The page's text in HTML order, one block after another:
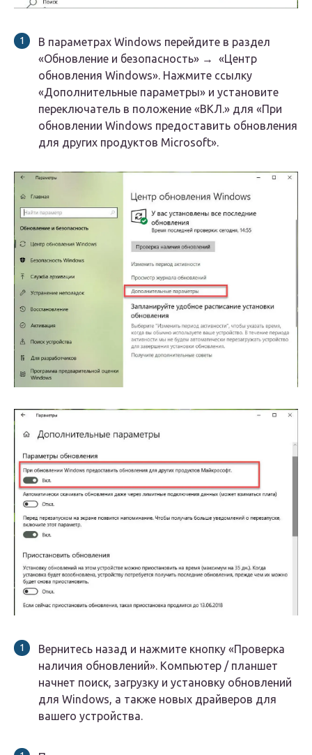
В параметрах Windows перейдите в раздел
«Обновление и безопасность» → «Центр
обновления Windows». Нажмите ссылку
«Дополнительные параметры» и установите
переключатель в положение «ВКЛ.» для «При
обновлении Windows предоставить обновления
для других продуктов Microsoft».
Вернитесь назад и нажмите кнопку «Проверка
наличия обновлений». Компьютер / планшет
начнет поиск, загрузку и установку обновлений
для Windows, а также новых драйверов для
вашего устройства.